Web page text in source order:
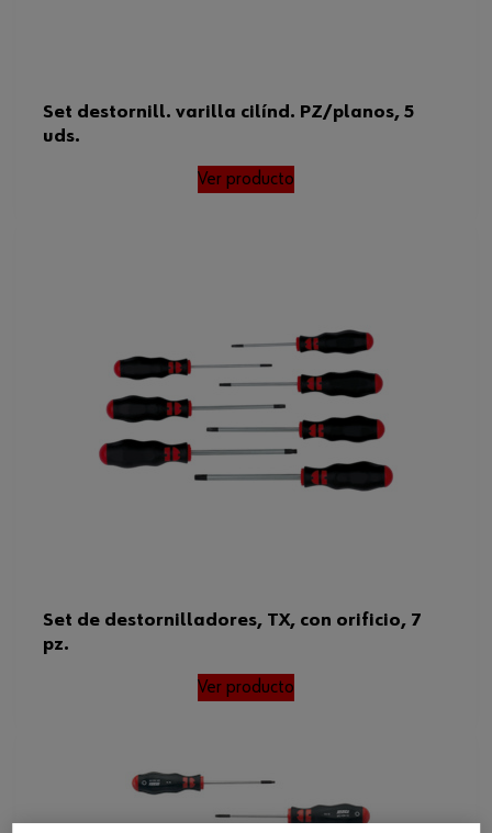
Set destornill. varilla cilínd. PZ/planos, 5
uds.
Ver producto
Set de destornilladores, TX, con orificio, 7
pz.
Ver producto